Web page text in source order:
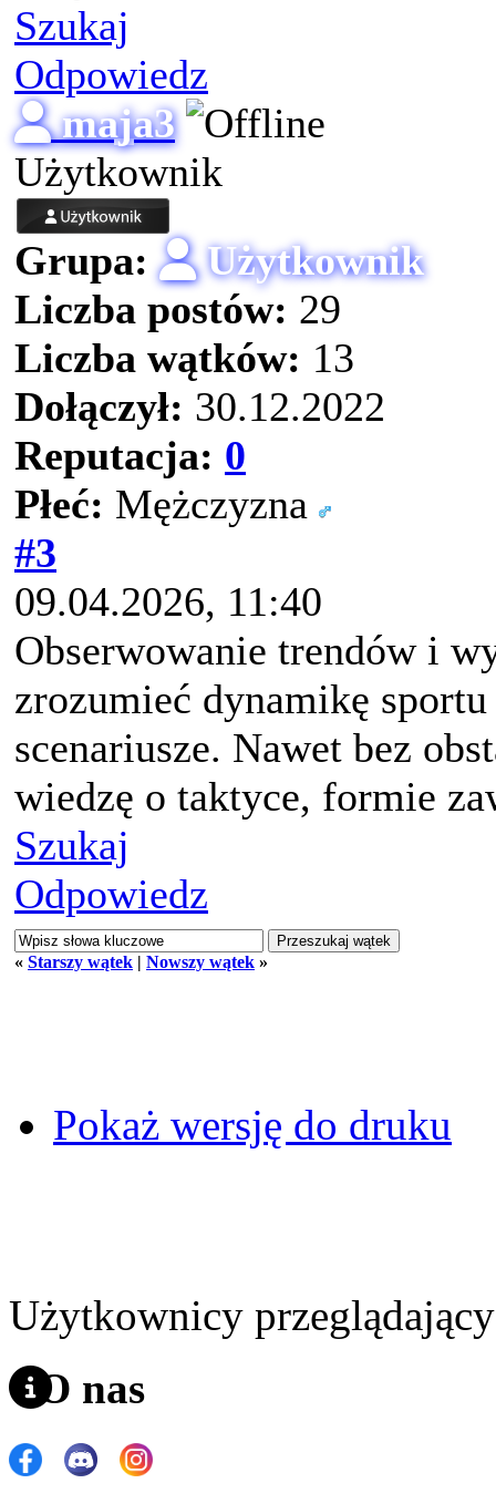
Szukaj
Odpowiedz
maja3
Użytkownik
Grupa:
Użytkownik
Liczba postów: 29
Liczba wątków: 13
Dołączył: 30.12.2022
Reputacja: 0
Płeć: Mężczyzna
#3
09.04.2026, 11:40
Obserwowanie trendów i
zrozumieć dynamikę
scenariusze. Nawet bez
wiedzę o taktyce, formie
Szukaj
Odpowiedz
« Starszy wątek | Nowszy wątek »
Pokaż wersję do druku
Użytkownicy
O nas